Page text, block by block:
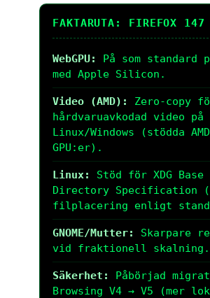
FAKTARUTA: FIREFOX 147
WebGPU:
På som standard
med Apple Silicon.
Video (AMD):
Zero-copy
hårdvaruavkodad video på
Linux/Windows (stödda
GPU:er).
Linux:
Stöd för XDG Base
Directory Specification
filplacering enligt
GNOME/Mutter:
Skarpare
vid fraktionell skalning.
Säkerhet:
Påbörjad
Browsing V4 → V5 (mer